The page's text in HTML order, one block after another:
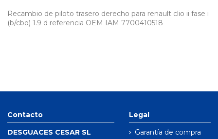
Recambio de piloto trasero derecho para renault clio ii fase i
(b/cbo) 1.9 d referencia OEM IAM 7700410518
Contacto
DESGUACES CESAR SL
Legal
Garantía de compra